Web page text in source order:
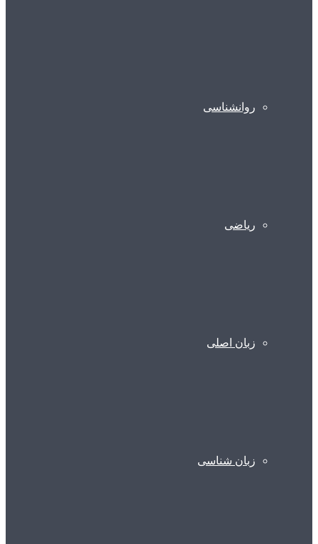
روانشناسی
ریاضی
زبان اصلی
زبان شناسی